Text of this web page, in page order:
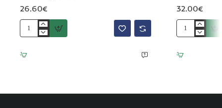
26.60€
Collana
con
rondelle
32.00€
Collana
di
ametista